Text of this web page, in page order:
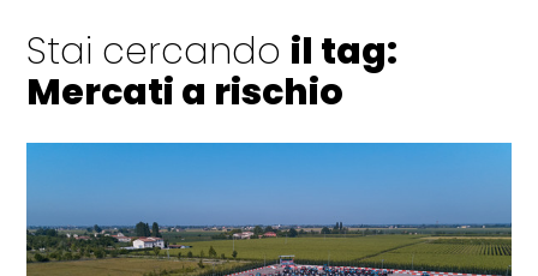
Stai cercando il tag:
Mercati a rischio